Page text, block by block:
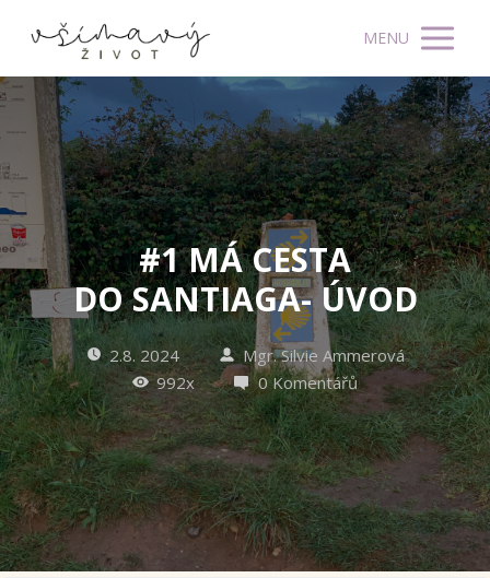
MENU
#1 MÁ CESTA
DO SANTIAGA- ÚVOD
2.8. 2024
Mgr. Silvie Ammerová
992x
0 Komentářů